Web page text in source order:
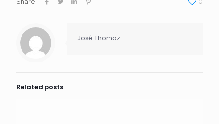
José Thomaz
Related posts